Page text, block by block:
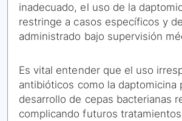
inadecuado, el uso de la
restringe a casos específicos y
administrado bajo supervisión
Es vital entender que el uso
antibióticos como la daptomicina
desarrollo de cepas bacterianas
complicando futuros